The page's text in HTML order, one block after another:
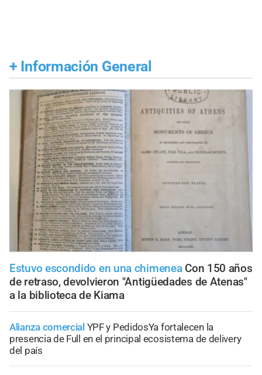
+ Información General
Estuvo escondido en una chimenea Con 150 años
de retraso, devolvieron "Antigüedades de Atenas"
a la biblioteca de Kiama
Alianza comercial YPF y PedidosYa fortalecen la
presencia de Full en el principal ecosistema de delivery
del país